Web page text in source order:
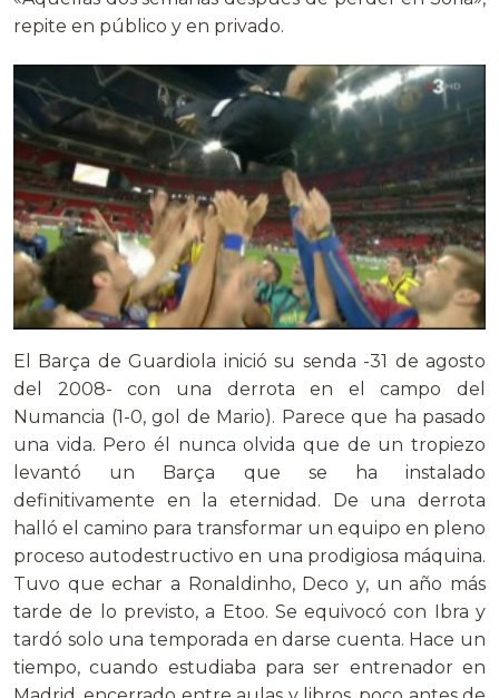
repite en público y en privado.
El Barça de Guardiola inició su senda -31 de agosto
del 2008- con una derrota en el campo del
Numancia (1-0, gol de Mario). Parece que ha pasado
una vida. Pero él nunca olvida que de un tropiezo
levantó un Barça que se ha instalado
definitivamente en la eternidad. De una derrota
halló el camino para transformar un equipo en pleno
proceso autodestructivo en una prodigiosa máquina.
Tuvo que echar a Ronaldinho, Deco y, un año más
tarde de lo previsto, a Etoo. Se equivocó con Ibra y
tardó solo una temporada en darse cuenta. Hace un
tiempo, cuando estudiaba para ser entrenador en